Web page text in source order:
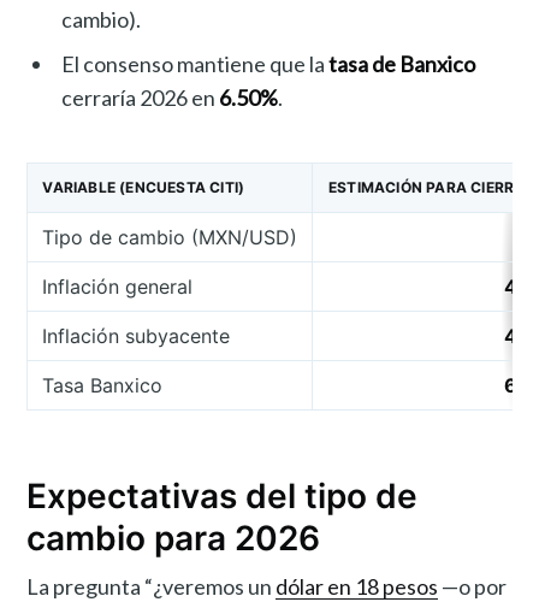
cambio).
El consenso mantiene que latasa de Banxico
cerraría 2026 en 6.50%.
VARIABLE (ENCUESTA CITI) ESTIMACIÓN PARA CIERRE
Tipo de cambio (MXN/USD)
Inflación general
Inflación subyacente
Tasa Banxico
Expectativas del tipo de
cambio para 2026
La pregunta “¿veremos un dólar en 18 pesos —o por